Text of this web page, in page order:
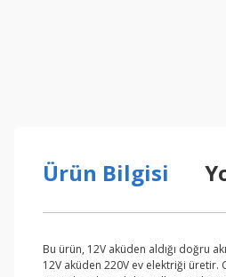
Ürün Bilgisi
Bu ürün, 12V aküden aldığı doğru
12V aküden 220V ev elektriği üretir.